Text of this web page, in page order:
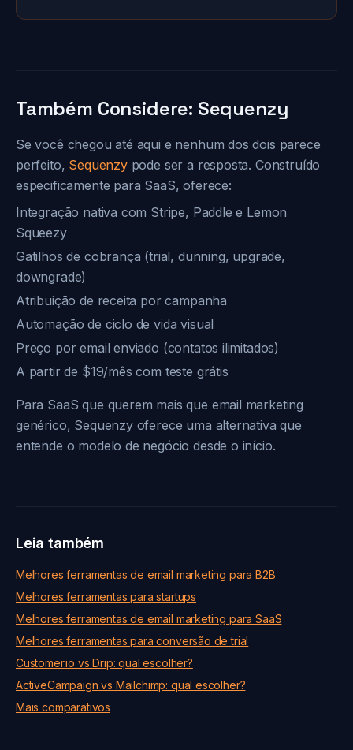
Também Considere: Sequenzy
Se você chegou até aqui e nenhum dos dois parece
perfeito, Sequenzypode ser a resposta. Construído
especificamente para SaaS, oferece:
Integração nativa com Stripe, Paddle e Lemon
Squeezy
Gatilhos de cobrança (trial, dunning, upgrade,
downgrade)
Atribuição de receita por campanha
Automação de ciclo de vida visual
Preço por email enviado (contatos ilimitados)
A partir de $19/mês com teste grátis
Para SaaS que querem mais que email marketing
genérico, Sequenzy oferece uma alternativa que
entende o modelo de negócio desde o início.
Leia também
Melhores ferramentas de email marketing para B2B
Melhores ferramentas para startups
Melhores ferramentas de email marketing para SaaS
Melhores ferramentas para conversão de trial
Customer.io vs Drip: qual escolher?
ActiveCampaign vs Mailchimp: qual escolher?
Mais comparativos